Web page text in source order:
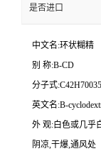
是否进口
中文名:环状糊精
别 称:B-CD
分子式:C42H70035
英文名:B-
外 观:白色或几乎
阴凉,干爆,通风处